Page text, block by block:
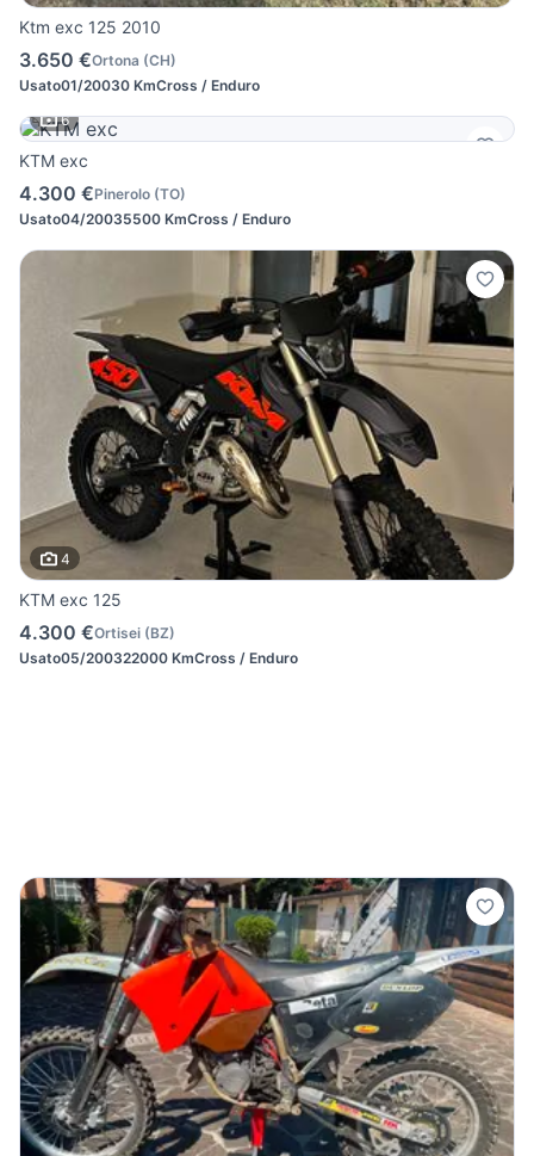
Ktm exc 125 2010
3.650 €Ortona (CH)
Usato01/20030 KmCross / Enduro
6
KTM exc
4.300 €Pinerolo (TO)
Usato04/20035500 KmCross / Enduro
4
KTM exc 125
4.300 €Ortisei (BZ)
Usato05/200322000 KmCross / Enduro